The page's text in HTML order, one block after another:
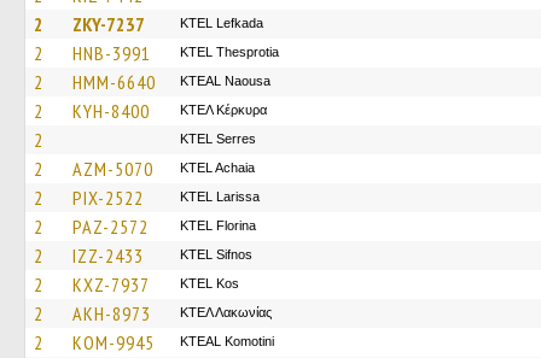
2 ZKY-7237 KTEL Lefkada
2 HNB-3991 KTEL Thesprotia
2 HMM-6640 KTEAL Naousa
2 KYH-8400 ΚΤΕΛ Κέρκυρα
2 KTEL Serres
2 AZM-5070 KTEL Achaia
2 PIX-2522 KTEL Larissa
2 PAZ-2572 KTEL Florina
2 IZZ-2433 KTEL Sifnos
2 KXZ-7937 KTEL Kos
2 AKH-8973 ΚΤΕΛ Λακωνίας
2 KOM-9945 KTEAL Komotini